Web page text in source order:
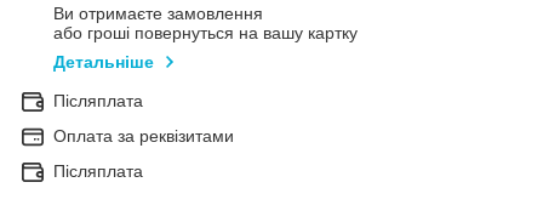
Ви отримаєте замовлення
або гроші повернуться на вашу картку
Детальніше
Післяплата
Оплата за реквізитами
Післяплата